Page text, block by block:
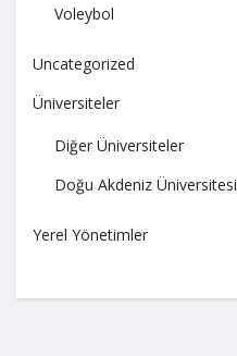
Voleybol
Uncategorized
Üniversiteler
Diğer Üniversiteler
Doğu Akdeniz Üniversitesi
Yerel Yönetimler